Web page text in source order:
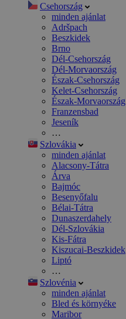
Csehország
minden ajánlat
Adršpach
Beszkidek
Brno
Dél-Csehország
Dél-Morvaország
Észak-Csehország
Kelet-Csehország
Észak-Morvaország
Franzensbad
Jeseník
…
Szlovákia
minden ajánlat
Alacsony-Tátra
Árva
Bajmóc
Besenyőfalu
Bélai-Tátra
Dunaszerdahely
Dél-Szlovákia
Kis-Fátra
Kiszucai-Beszkidek
Liptó
…
Szlovénia
minden ajánlat
Bled és környéke
Maribor